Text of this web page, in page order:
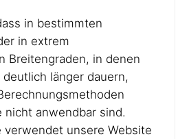
in bestimmten
in extrem
Breitengraden, in denen
länger dauern,
nicht anwendbar sind.
verwendet unsere Website